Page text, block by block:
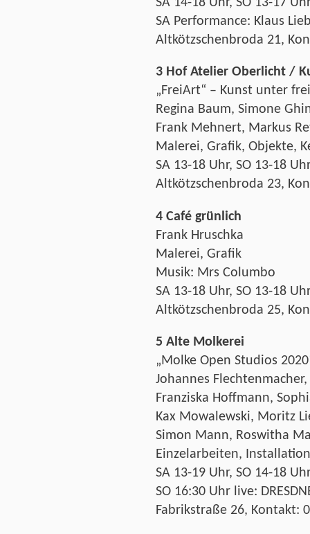
SA 14-18 Uhr, SO 13-17
SA Performance: Klaus
Altkötzschenbroda 21,
3 Hof Atelier Oberlicht /
„FreiArt“ – Kunst unter
Regina Baum, Simone
Frank Mehnert, Markus
Malerei, Grafik, Objekte,
SA 13-18 Uhr, SO 13-18
Altkötzschenbroda 23,
4 Café grünlich
Frank Hruschka
Malerei, Grafik
Musik: Mrs Columbo
SA 13-18 Uhr, SO 13-18
Altkötzschenbroda 25,
5 Alte Molkerei
„Molke Open Studios
Johannes
Franziska Hoffmann,
Kax Mowalewski, Moritz
Simon Mann, Roswitha
Einzelarbeiten,
SA 13-19 Uhr, SO 14-18
SO 16:30 Uhr live:
Fabrikstraße 26, Kontakt: